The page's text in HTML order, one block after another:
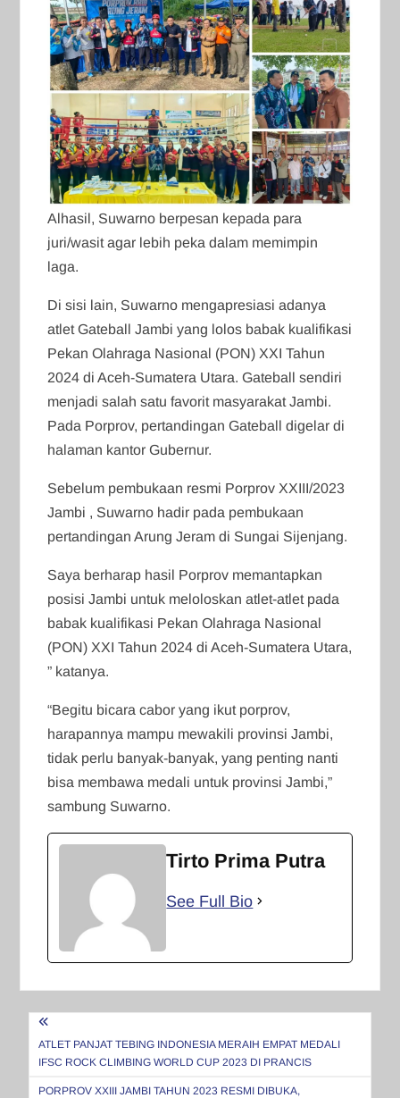
Alhasil, Suwarno berpesan kepada para
juri/wasit agar lebih peka dalam memimpin
laga.
Di sisi lain, Suwarno mengapresiasi adanya
atlet Gateball Jambi yang lolos babak kualifikasi
Pekan Olahraga Nasional (PON) XXI Tahun
2024 di Aceh-Sumatera Utara. Gateball sendiri
menjadi salah satu favorit masyarakat Jambi.
Pada Porprov, pertandingan Gateball digelar di
halaman kantor Gubernur.
Sebelum pembukaan resmi Porprov XXIII/2023
Jambi , Suwarno hadir pada pembukaan
pertandingan Arung Jeram di Sungai Sijenjang.
Saya berharap hasil Porprov memantapkan
posisi Jambi untuk meloloskan atlet-atlet pada
babak kualifikasi Pekan Olahraga Nasional
(PON) XXI Tahun 2024 di Aceh-Sumatera Utara,
” katanya.
“Begitu bicara cabor yang ikut porprov,
harapannya mampu mewakili provinsi Jambi,
tidak perlu banyak-banyak, yang penting nanti
bisa membawa medali untuk provinsi Jambi,”
sambung Suwarno.
Tirto Prima Putra
See Full Bio
Navigasi
pos
ATLET PANJAT TEBING INDONESIA MERAIH EMPAT MEDALI
IFSC ROCK CLIMBING WORLD CUP 2023 DI PRANCIS
PORPROV XXIII JAMBI TAHUN 2023 RESMI DIBUKA,